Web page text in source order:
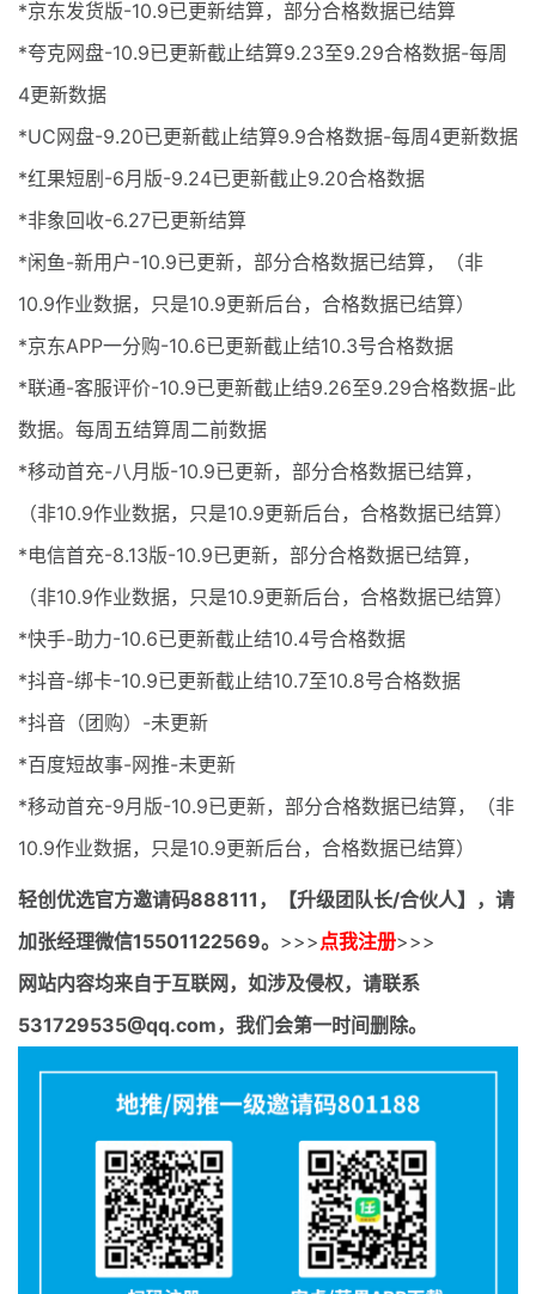
*京东发货版-10.9已更新结算，部分合格数据已结算
*夸克网盘-10.9已更新截止结算9.23至9.29合格数据-每周
4更新数据
*UC网盘-9.20已更新截止结算9.9合格数据-每周4更新数据
*红果短剧-6月版-9.24已更新截止9.20合格数据
*非象回收-6.27已更新结算
*闲鱼-新用户-10.9已更新，部分合格数据已结算，（非
10.9作业数据，只是10.9更新后台，合格数据已结算）
*京东APP一分购-10.6已更新截止结10.3号合格数据
*联通-客服评价-10.9已更新截止结9.26至9.29合格数据-此
数据。每周五结算周二前数据
*移动首充-八月版-10.9已更新，部分合格数据已结算，
（非10.9作业数据，只是10.9更新后台，合格数据已结算）
*电信首充-8.13版-10.9已更新，部分合格数据已结算，
（非10.9作业数据，只是10.9更新后台，合格数据已结算）
*快手-助力-10.6已更新截止结10.4号合格数据
*抖音-绑卡-10.9已更新截止结10.7至10.8号合格数据
*抖音（团购）-未更新
*百度短故事-网推-未更新
*移动首充-9月版-10.9已更新，部分合格数据已结算，（非
10.9作业数据，只是10.9更新后台，合格数据已结算）
轻创优选官方邀请码888111，【升级团队长/合伙人】，请
加张经理微信15501122569。 >>> 点我注册>>>
网站内容均来自于互联网，如涉及侵权，请联系
531729535@qq.com，我们会第一时间删除。